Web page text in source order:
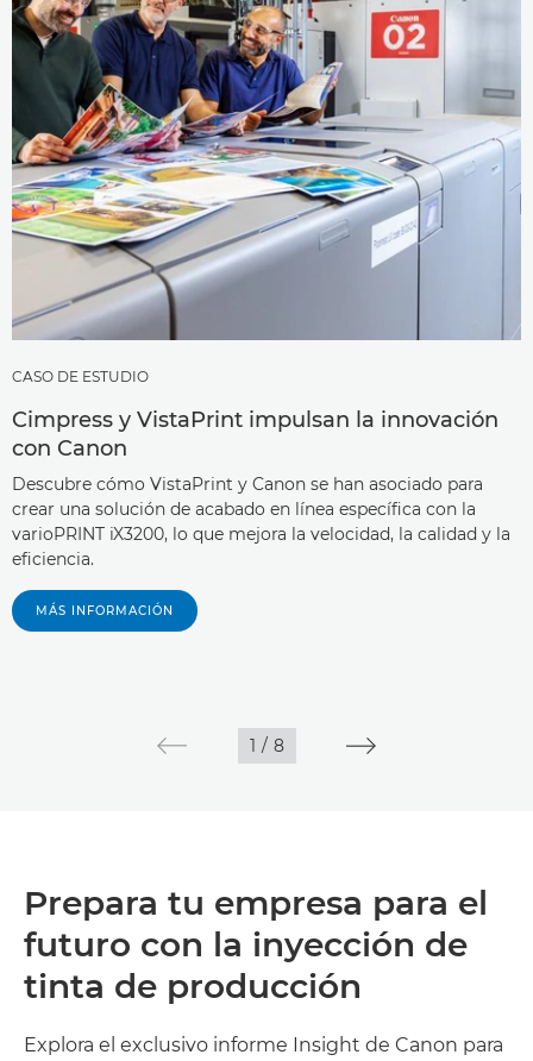
CASO DE ESTUDIO
Cimpress y VistaPrint impulsan la innovación
con Canon
Descubre cómo VistaPrint y Canon se han asociado para
crear una solución de acabado en línea específica con la
varioPRINT iX3200, lo que mejora la velocidad, la calidad y la
eficiencia.
MÁS INFORMACIÓN
1 / 8
Prepara tu empresa para el
futuro con la inyección de
tinta de producción
Explora el exclusivo informe Insight de Canon para